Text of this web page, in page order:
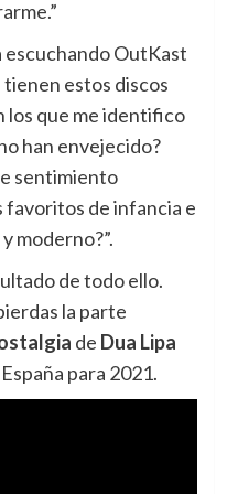
escuchando OutKast
tienen estos discos
los que me identifico
han envejecido?
sentimiento
favoritos de infancia e
moderno?”.
de todo ello.
la parte
de Dua Lipa
para 2021.